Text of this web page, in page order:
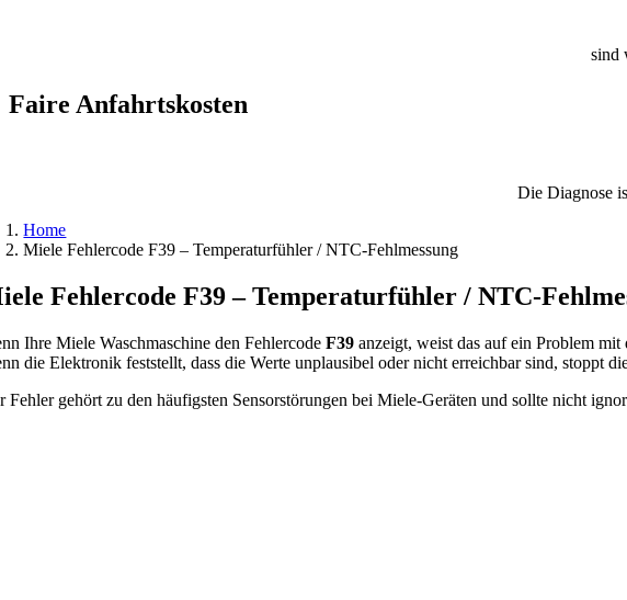
sind
Faire Anfahrtskosten
Die Diagnose
Home
Miele Fehlercode F39 – Temperaturfühler / NTC-Fehlmessung
Fehlercode F39 – Temperaturfühler / NTC-
Ihre Miele Waschmaschine den FehlercodeF39 anzeigt, weist das auf ein Problem
die Elektronik feststellt, dass die Werte unplausibel oder nicht erreichbar sind, stoppt
Fehler gehört zu den häufigsten Sensorstörungen bei Miele-Geräten und sollte nicht